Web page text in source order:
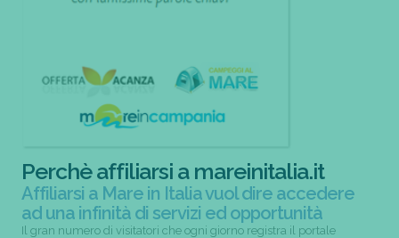
Perchè affiliarsi a mareinitalia.it
Affiliarsi a Mare in Italia vuol dire accedere
ad una infinità di servizi ed opportunità
Il gran numero di visitatori che ogni giorno registra il portale